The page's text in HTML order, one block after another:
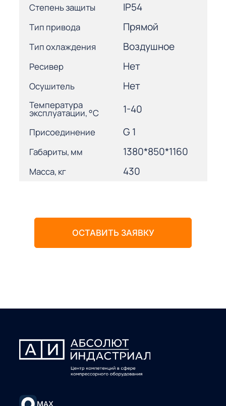
Степень защиты IP54
Тип привода Прямой
Тип охлаждения Воздушное
Ресивер Нет
Осушитель Нет
Температура
эксплуатации, °С 1-40
Присоединение G 1
Габариты, мм 1380*850*1160
Масса, кг 430
ОСТАВИТЬ ЗАЯВКУ
MAX